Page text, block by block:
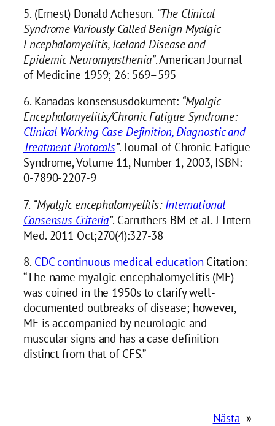
5. (Ernest) Donald Acheson. “The Clinical
Syndrome Variously Called Benign Myalgic
Encephalomyelitis, Iceland Disease and
Epidemic Neuromyasthenia”. American Journal
of Medicine 1959; 26: 569–595
6. Kanadas konsensusdokument: “Myalgic
Encephalomyelitis/Chronic Fatigue Syndrome:
Clinical Working Case Definition, Diagnostic and
Treatment Protocols”. Journal of Chronic Fatigue
Syndrome, Volume 11, Number 1, 2003, ISBN:
0-7890-2207-9
7. “Myalgic encephalomyelitis: International
Consensus Criteria”. Carruthers BM et al. J Intern
Med. 2011 Oct;270(4):327-38
8. CDC continuous medical education Citation:
“The name myalgic encephalomyelitis (ME)
was coined in the 1950s to clarify well-
documented outbreaks of disease; however,
ME is accompanied by neurologic and
muscular signs and has a case definition
distinct from that of CFS.”
Nästa »